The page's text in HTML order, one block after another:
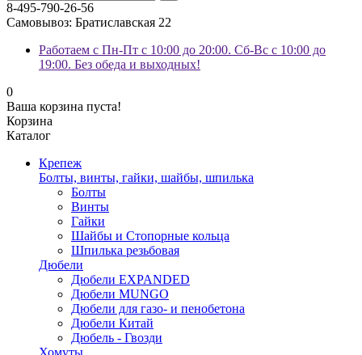
8-495-790-26-56
Самовывоз: Братиславская 22
Работаем с Пн-Пт с 10:00 до 20:00. Сб-Вс с 10:00 до
19:00. Без обеда и выходных!
0
Ваша корзина пуста!
Корзина
Каталог
Крепеж
Болты, винты, гайки, шайбы, шпилька
Болты
Винты
Гайки
Шайбы и Стопорные кольца
Шпилька резьбовая
Дюбели
Дюбели EXPANDED
Дюбели MUNGO
Дюбели для газо- и пенобетона
Дюбели Китай
Дюбель - Гвозди
Хомуты